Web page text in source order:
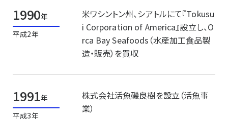
1990年
平成2年
米ワシントン州、シアトルにて『Tokusu
i Corporation of America』設立し、O
rca Bay Seafoods（水産加工食品製
造・販売）を買収
1991年
平成3年
株式会社活魚磯良樹を設立（活魚事
業）